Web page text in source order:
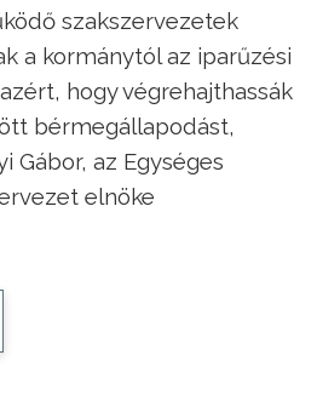
szakszervezetek
a kormánytól az iparűzési
hogy végrehajthassák
bérmegállapodást,
Gábor, az Egységes
elnöke